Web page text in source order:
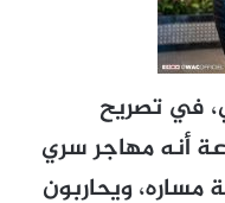
في تصريح
أنه مهاجر سري
مساره، ويحاربون